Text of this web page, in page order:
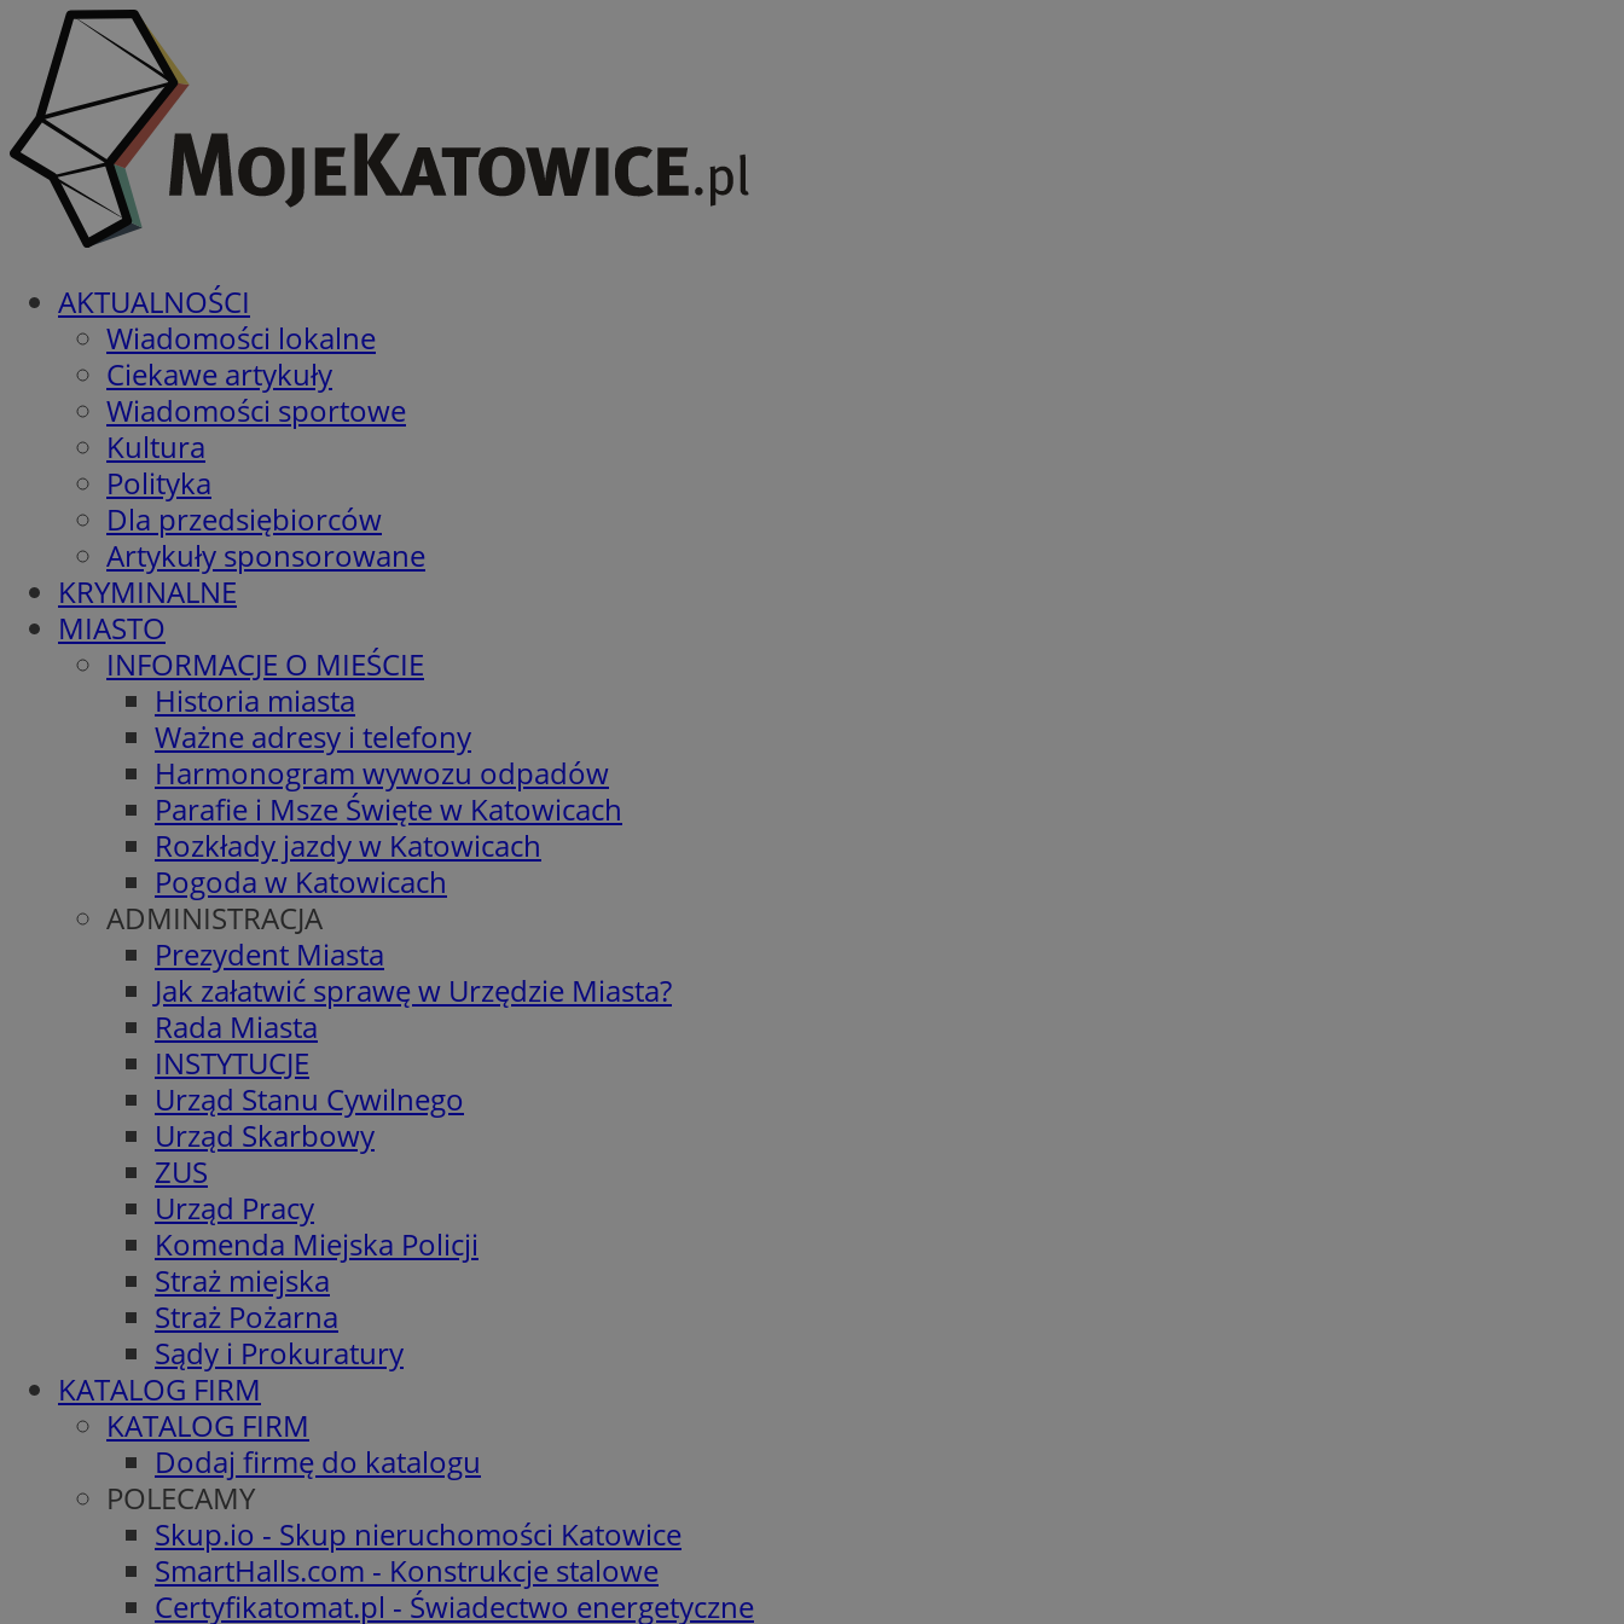
AKTUALNOŚCI
Wiadomości lokalne
Ciekawe artykuły
Wiadomości sportowe
Kultura
Polityka
Dla przedsiębiorców
Artykuły sponsorowane
KRYMINALNE
MIASTO
INFORMACJE O MIEŚCIE
Historia miasta
Ważne adresy i telefony
Harmonogram wywozu odpadów
Parafie i Msze Święte w Katowicach
Rozkłady jazdy w Katowicach
Pogoda w Katowicach
ADMINISTRACJA
Prezydent Miasta
Jak załatwić sprawę w Urzędzie Miasta?
Rada Miasta
INSTYTUCJE
Urząd Stanu Cywilnego
Urząd Skarbowy
ZUS
Urząd Pracy
Komenda Miejska Policji
Straż miejska
Straż Pożarna
Sądy i Prokuratury
KATALOG FIRM
KATALOG FIRM
Dodaj firmę do katalogu
POLECAMY
Skup.io - Skup nieruchomości Katowice
SmartHalls.com - Konstrukcje stalowe
Certyfikatomat.pl - Świadectwo energetyczne